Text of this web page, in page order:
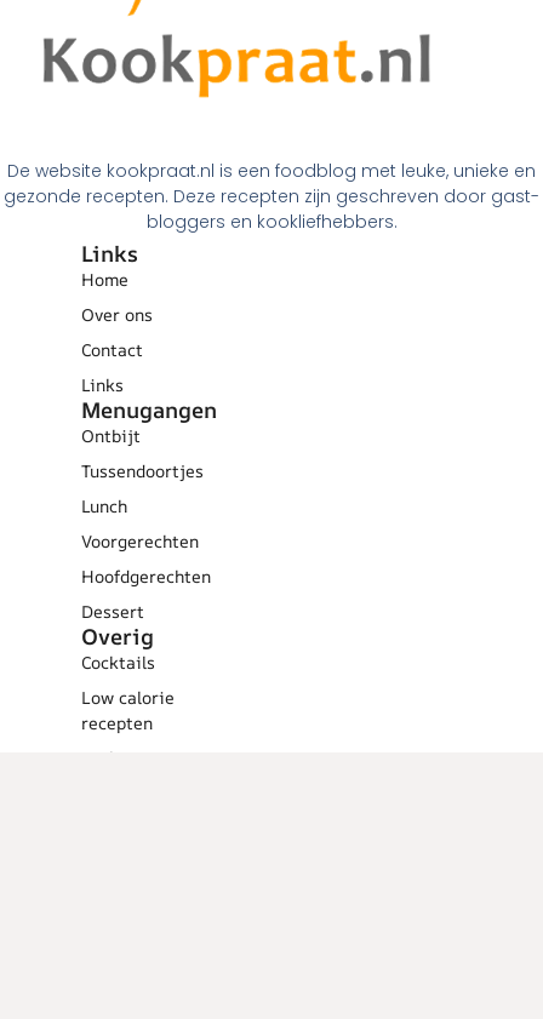
De website kookpraat.nl is een foodblog met leuke, unieke en
gezonde recepten. Deze recepten zijn geschreven door gast-
bloggers en kookliefhebbers.
Links
Home
Over ons
Contact
Links
Menugangen
Ontbijt
Tussendoortjes
Lunch
Voorgerechten
Hoofdgerechten
Dessert
Overig
Cocktails
Low calorie
recepten
Barbecue